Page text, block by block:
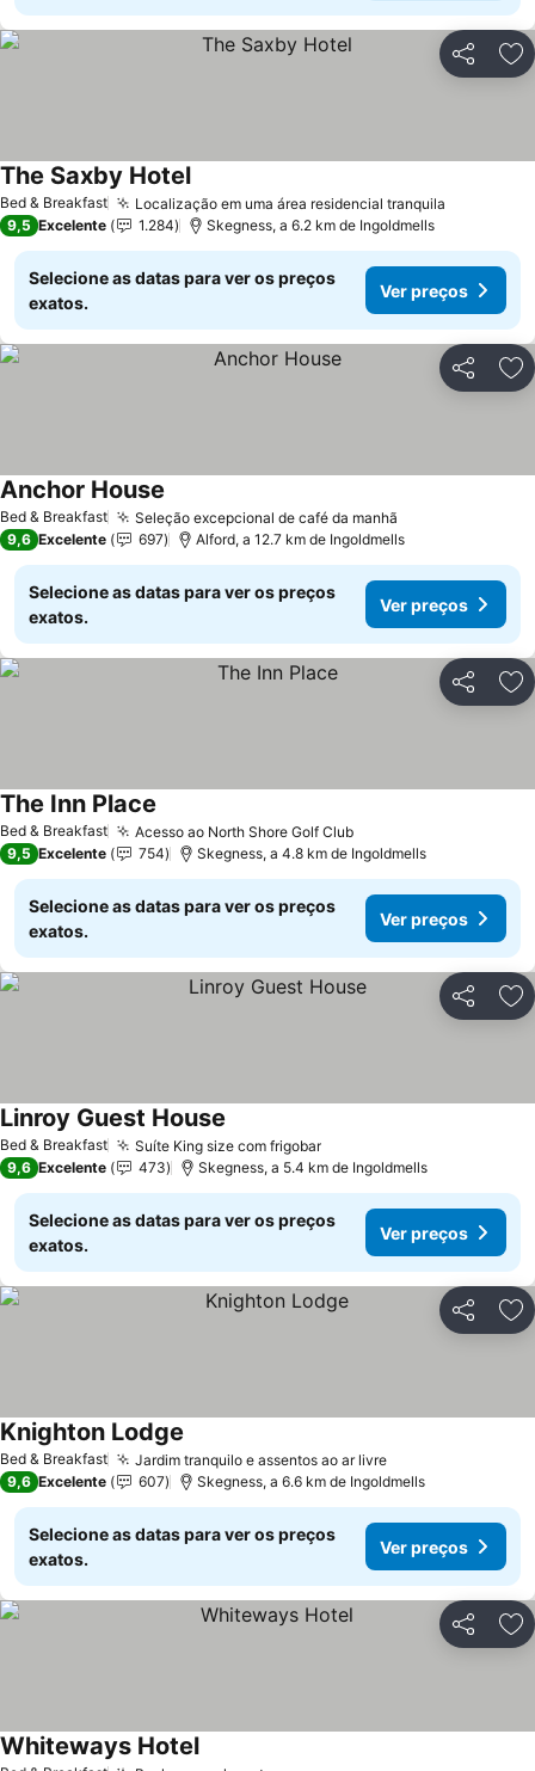
Partilhar
Bed & Breakfast Localização em uma área residencial tranquila
The Saxby HotelVer preços
9,5 Excelente 1.284 Skegness, a 6.2 km de Ingoldmells
Selecione as datas para ver os preços
exatos.
Ver preços
Partilhar
Bed & Breakfast Seleção excepcional de café da manhã
Anchor House
9,6 Excelente 697 Alford, a 12.7 km de Ingoldmells
Selecione as datas para ver os preços
exatos.
Ver preços
Partilhar
Bed & Breakfast Acesso ao North Shore Golf ClubVer preços
The Inn Place
9,5 Excelente 754 Skegness, a 4.8 km de Ingoldmells
Selecione as datas para ver os preços
exatos.
Ver preços
Partilhar
Bed & Breakfast Suíte King size com frigobarVer preços
Linroy Guest House
9,6 Excelente 473 Skegness, a 5.4 km de Ingoldmells
Selecione as datas para ver os preços
exatos.
Ver preços
Partilhar
Bed & Breakfast Jardim tranquilo e assentos ao ar livreVer preços
Knighton Lodge
9,6 Excelente 607 Skegness, a 6.6 km de Ingoldmells
Selecione as datas para ver os preços
exatos.
Ver preços
Partilhar
Whiteways HotelVer preços